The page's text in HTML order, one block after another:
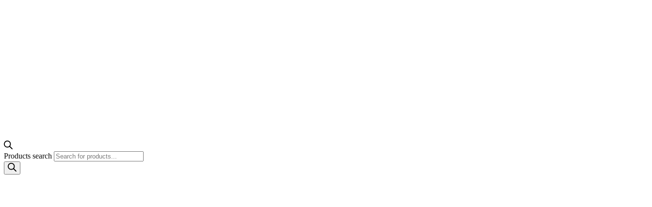
Products search